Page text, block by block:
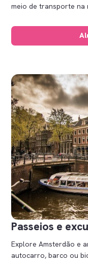
meio de transporte na
Passeios e
Explore Amsterdão e
autocarro, barco ou